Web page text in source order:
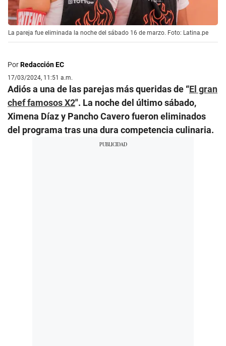
La pareja fue eliminada la noche del sábado 16 de marzo. Foto: Latina.pe
PorRedacción EC
17/03/2024, 11:51 a.m.
Adiós a una de las parejas más queridas de “El gran
chef famosos X2″. La noche del último sábado,
Ximena Díaz y Pancho Cavero fueron eliminados
del programa tras una dura competencia culinaria.